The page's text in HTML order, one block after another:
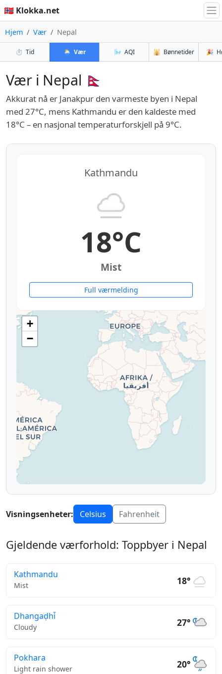
🇳🇴 Klokka.net
Hjem Vær Nepal
⏱️ Tid 🌦️ Vær 🌬️ AQI 🕌 Bønnetider 🎉
Vær i Nepal 🇳🇵
Akkurat nå er Janakpur den varmeste byen i Nepal
med 27°C, mens Kathmandu er den kaldeste med
18°C – en nasjonal temperaturforskjell på 9°C.
Kathmandu
18°C
Mist
Full værmelding
+
−
Visningsenheter: Celsius Fahrenheit
Gjeldende værforhold: Toppbyer i Nepal
Kathmandu
Mist 18°
Dhangaḍhi̇̄
Cloudy 27°
Pokhara
Light rain shower 20°